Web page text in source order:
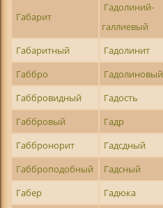
Габарит
Гадолиний-
галлиевый
Габаритный Гадолинит
Габбро
Гадолиновый
Габбровидный
Гадость
Габбровый
Гадр
Габбронорит
Гадсдный
Габброподобный
Гадсный
Габер
Гадюка